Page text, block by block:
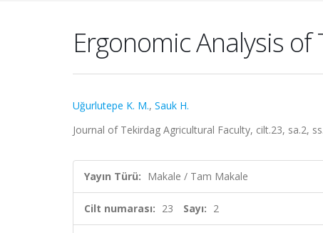
Ergonomic Analysis
Uğurlutepe K. M., Sauk H.
Journal of Tekirdag Agricultural Faculty, cilt.23, sa.2,
Yayın Türü: Makale / Tam Makale
Cilt numarası: 23 Sayı: 2